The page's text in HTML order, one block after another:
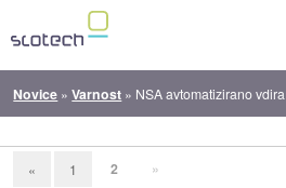
Novice »Varnost » NSA avtomatizirano
« 1 2 »